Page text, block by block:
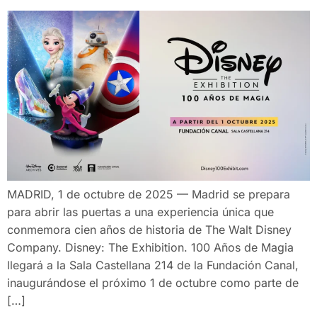
MADRID, 1 de octubre de 2025 — Madrid se prepara
para abrir las puertas a una experiencia única que
conmemora cien años de historia de The Walt Disney
Company. Disney: The Exhibition. 100 Años de Magia
llegará a la Sala Castellana 214 de la Fundación Canal,
inaugurándose el próximo 1 de octubre como parte de
[…]